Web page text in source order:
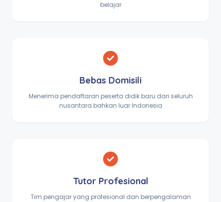
belajar
Bebas Domisili
Menerima pendaftaran peserta didik baru dari seluruh
nusantara bahkan luar Indonesia
Tutor Profesional
Tim pengajar yang profesional dan berpengalaman